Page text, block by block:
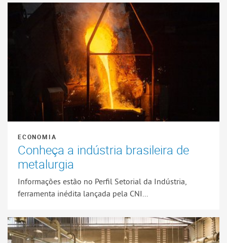
ECONOMIA
Conheça a indústria brasileira de
metalurgia
Informações estão no Perfil Setorial da Indústria,
ferramenta inédita lançada pela CNI...